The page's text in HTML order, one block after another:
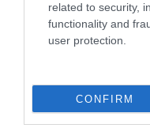
related to security,
functionality and
user protection.
CONFIRM